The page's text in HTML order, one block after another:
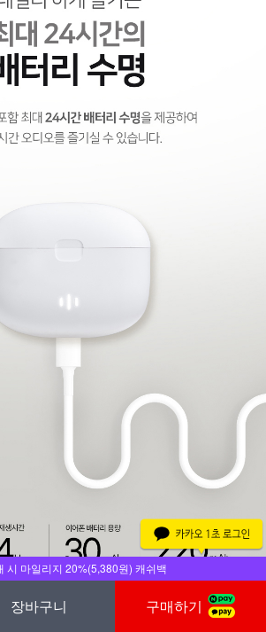
시 마일리지 20%(5,380원) 캐쉬백
장바구니 구매하기